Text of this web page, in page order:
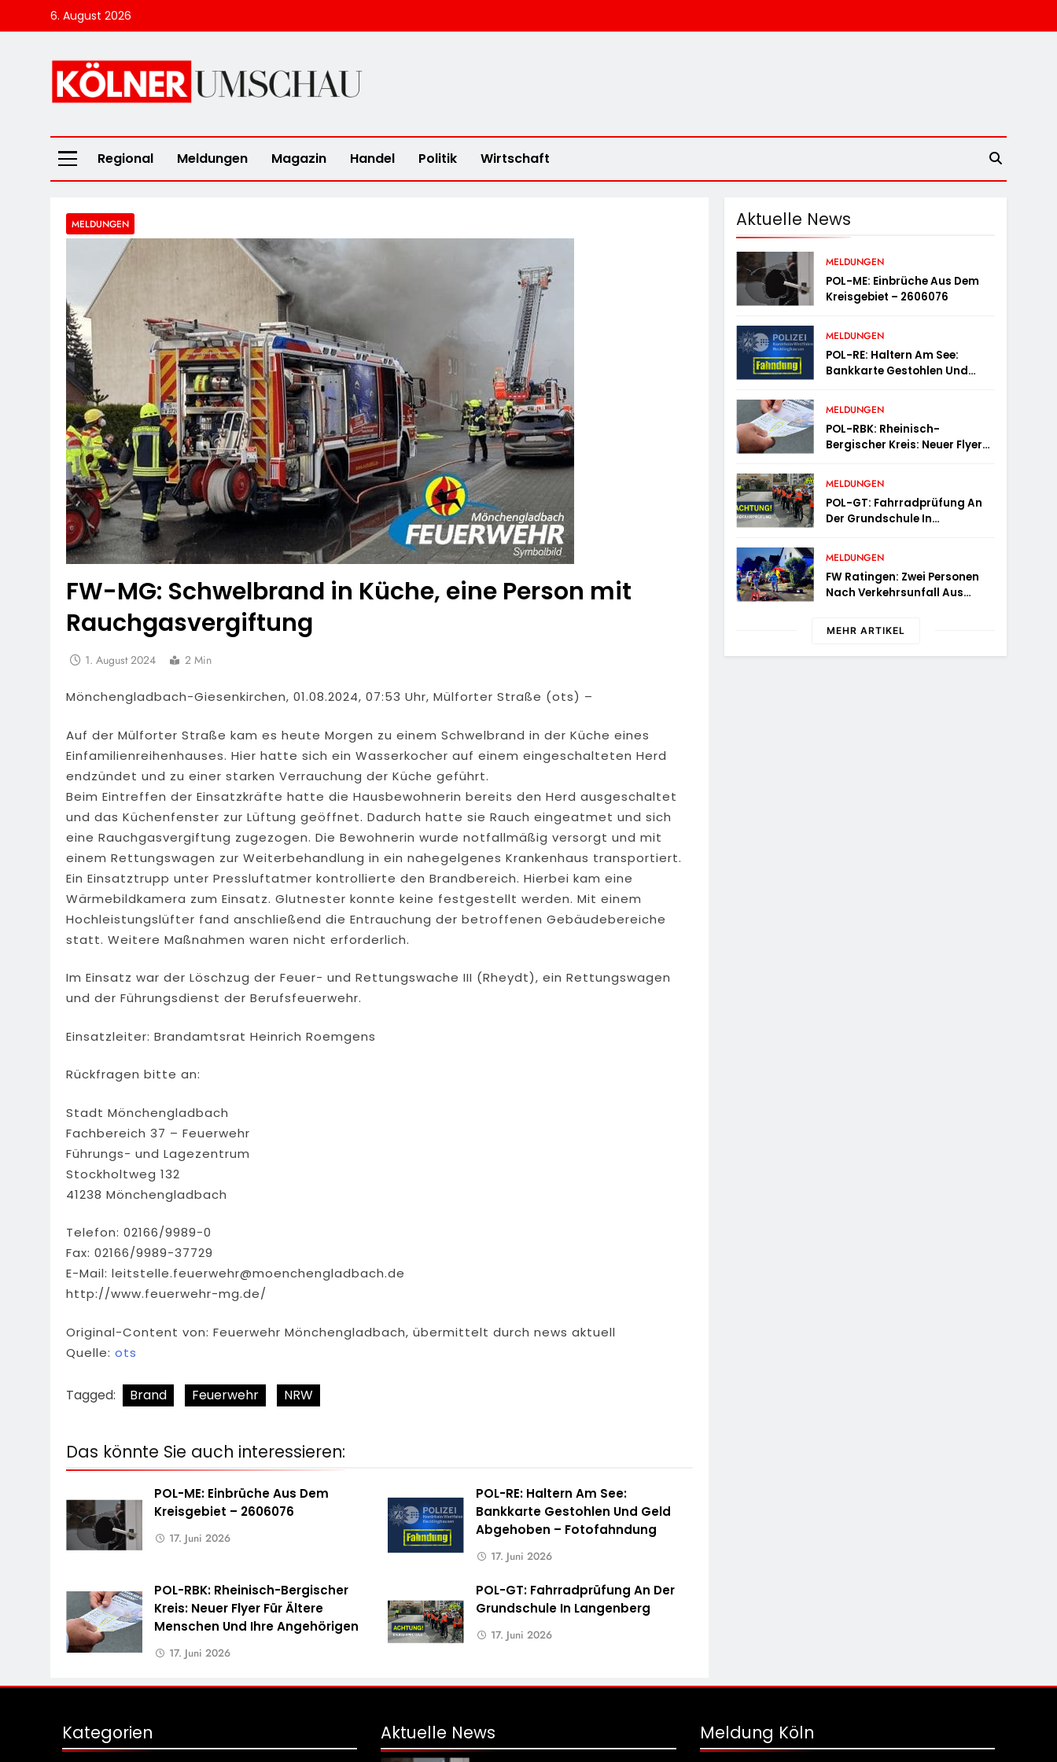
to
6. August 2026
Kölner Umschau
Regional Meldungen Magazin Handel Politik Wirtschaft
MELDUNGEN
FW-MG: Schwelbrand in Küche, eine Person mit
Rauchgasvergiftung
1. August 2024 2 Min
Mönchengladbach-Giesenkirchen, 01.08.2024, 07:53 Uhr, Mülforter Straße (ots) –
Auf der Mülforter Straße kam es heute Morgen zu einem Schwelbrand in der Küche eines
Einfamilienreihenhauses. Hier hatte sich ein Wasserkocher auf einem eingeschalteten Herd
endzündet und zu einer starken Verrauchung der Küche geführt.
Beim Eintreffen der Einsatzkräfte hatte die Hausbewohnerin bereits den Herd ausgeschaltet
und das Küchenfenster zur Lüftung geöffnet. Dadurch hatte sie Rauch eingeatmet und sich
eine Rauchgasvergiftung zugezogen. Die Bewohnerin wurde notfallmäßig versorgt und mit
einem Rettungswagen zur Weiterbehandlung in ein nahegelgenes Krankenhaus transportiert.
Ein Einsatztrupp unter Pressluftatmer kontrollierte den Brandbereich. Hierbei kam eine
Wärmebildkamera zum Einsatz. Glutnester konnte keine festgestellt werden. Mit einem
Hochleistungslüfter fand anschließend die Entrauchung der betroffenen Gebäudebereiche
statt. Weitere Maßnahmen waren nicht erforderlich.
Im Einsatz war der Löschzug der Feuer- und Rettungswache III (Rheydt), ein Rettungswagen
und der Führungsdienst der Berufsfeuerwehr.
Einsatzleiter: Brandamtsrat Heinrich Roemgens
Rückfragen bitte an:
Stadt Mönchengladbach
Fachbereich 37 – Feuerwehr
Führungs- und Lagezentrum
Stockholtweg 132
41238 Mönchengladbach
Telefon: 02166/9989-0
Fax: 02166/9989-37729
E-Mail: leitstelle.feuerwehr@moenchengladbach.de
http://www.feuerwehr-mg.de/
Original-Content von: Feuerwehr Mönchengladbach, übermittelt durch news aktuell
Quelle: ots
Tagged: Brand Feuerwehr NRW
Das könnte Sie auch interessieren:
POL-ME: Einbrüche Aus Dem
Kreisgebiet – 2606076
17. Juni 2026
POL-RE: Haltern Am See:
Bankkarte Gestohlen Und Geld
Abgehoben – Fotofahndung
17. Juni 2026
POL-RBK: Rheinisch-Bergischer
Kreis: Neuer Flyer Für Ältere
Menschen Und Ihre Angehörigen
17. Juni 2026
POL-GT: Fahrradprüfung An Der
Grundschule In Langenberg
17. Juni 2026
Aktuelle News
MELDUNGEN
POL-ME: Einbrüche Aus Dem
Kreisgebiet – 2606076
MELDUNGEN
POL-RE: Haltern Am See:
Bankkarte Gestohlen Und
Fotofahndung
MELDUNGEN
POL-RBK: Rheinisch-
Bergischer Kreis: Neuer Flyer
Angehörigen
MELDUNGEN
POL-GT: Fahrradprüfung An
Der Grundschule In
MELDUNGEN
FW Ratingen: Zwei Personen
Nach Verkehrsunfall Aus
MEHR ARTIKEL
Kategorien Aktuelle News Meldung Köln